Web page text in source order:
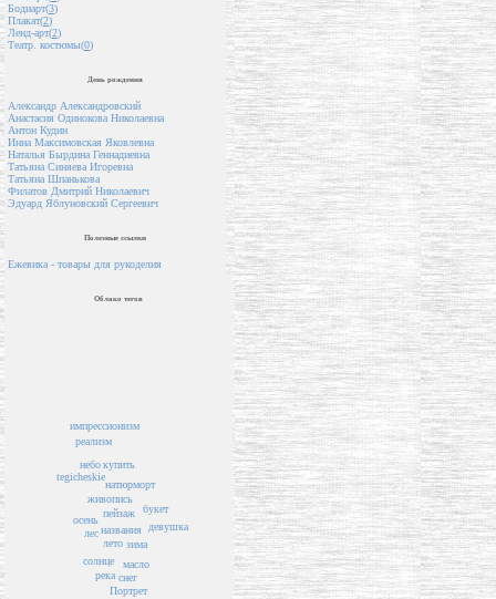
Бодиарт(3)
Плакат(2)
Ленд-арт(2)
Театр. костюмы(0)
День рождения
Александр Александровский
Анастасия Одинокова Николаевна
Антон Кудин
Инна Максимовская Яковлевна
Наталья Бырдина Геннадиевна
Татьяна Синяева Игоревна
Татьяна Шпанькова
Филатов Дмитрий Николаевич
Эдуард Яблуновский Сергеевич
Полезные ссылки
Ежевика - товары для рукоделия
Облако тегов
пейзаж
названия
живопись
лето
натюрморт
купить
солнце
лес
зима
осень
букет
масло
река снег
tegicheskie
реализм
небо
импрессионизм
Портрет
девушка